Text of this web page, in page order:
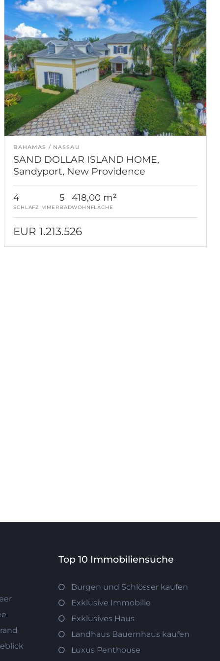
BAHAMAS NASSAU
SAND DOLLAR ISLAND HOME,
Sandyport, New Providence
4
SCHLAFZIMMER
5
BAD
418,00 m²
WOHNFLÄCHE
EUR 1.213.526
Top 10 Immobiliensuche
Burgen und Schlösser kaufen
Exklusive Immobilie
Exklusives Haus
Landhaus Bauernhaus kaufen
Luxus Penthouse